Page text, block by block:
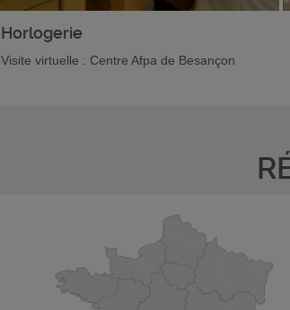
Horlogerie
Visite virtuelle : Centre Afpa de Besançon